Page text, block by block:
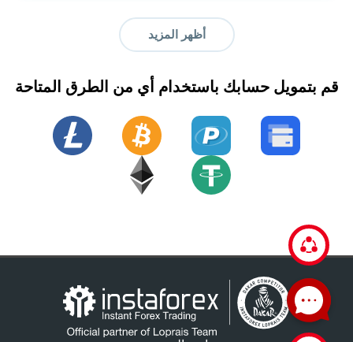
أظهر المزيد
قم بتمويل حسابك باستخدام أي من الطرق المتاحة